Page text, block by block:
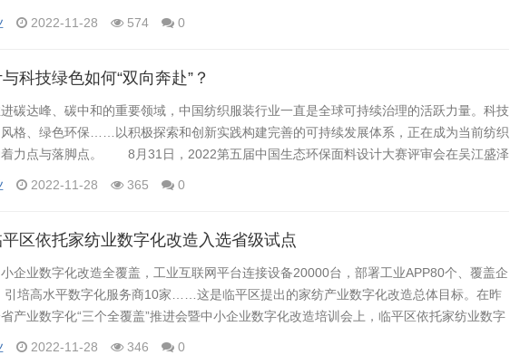
元素，捕捉并传递每个国家的文化故事。该系列球衣配色多样，设计多元，象征着各个球队
2022-11-28 574 0
科技绿色如何“双向奔赴”？
达峰、碳中和的重要领域，中国纺织服装行业一直是全球可持续治理的活跃力量。科技
格、绿色环保……以积极探索和创新实践构建完善的可持续发展体系，正在成为当前纺织
力点与落脚点。 8月31日，2022第五届中国生态环保面料设计大赛评审会在吴江盛泽
大赛以“绿色引领 数字赋能”为主题，共征集了来自360家企业的2178款产品参评。大赛鼓励
2022-11-28 365 0
区依托家纺业数字化改造入选省级试点
业数字化改造全覆盖，工业互联网平台连接设备20000台，部署工业APP80个、覆盖企
引培高水平数字化服务商10家……这是临平区提出的家纺产业数字化改造总体目标。在昨
产业数字化“三个全覆盖”推进会暨中小企业数字化改造培训会上，临平区依托家纺业数字
全省首批中小企业数字化改造县（市、区）试点。 此次全省共有24县（市、区）入选
2022-11-28 346 0